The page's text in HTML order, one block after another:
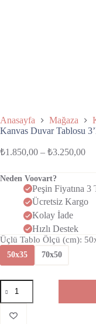
Anasayfa Mağaza
Kanvas Duvar Tablosu
₺1.850,00 – ₺3.250,00
Neden Voovart?
Peşin Fiyatına 3
Ücretsiz Kargo
Kolay İade
Hızlı Destek
Üçlü Tablo Ölçü (cm):
50x35 70x50